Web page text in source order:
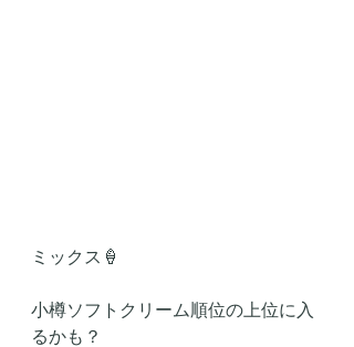
ミックス🍦
小樽ソフトクリーム順位の上位に入
るかも？